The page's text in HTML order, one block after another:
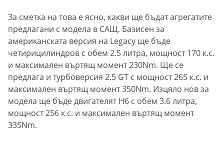
За сметка на това е ясно, какви ще бъдат агрегатите
предлагани с модела в САЩ. Базисен за
американската версия на Legacy ще бъде
четирицилиндров с обем 2.5 литра, мощност 170 к.с.
и максимален въртящ момент 230Nm. Ще се
предлага и турбоверсия 2.5 GT с мощност 265 к.с. и
максимален въртящ момент 350Nm. Изцяло нов за
модела ще бъде двигателят H6 с обем 3.6 литра,
мощност 256 к.с. и максимален въртящ момент
335Nm.